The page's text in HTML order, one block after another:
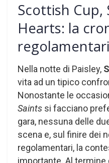
Scottish Cup,
Hearts: la
regolamentari
Nella notte di Paisley,
vita ad un tipico
Nonostante le
Saints si facciano
gara, nessuna delle
scena e, sul finire dei
regolamentari, la
importante. Al termine